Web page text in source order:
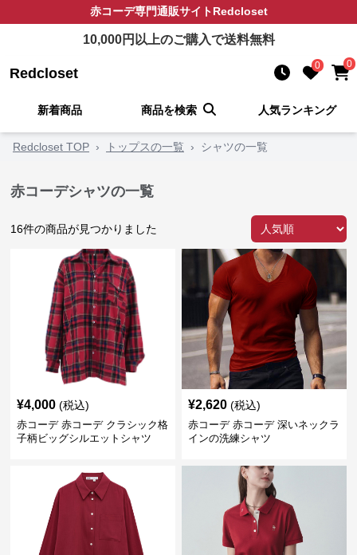
赤コーデ専門通販サイトRedcloset
10,000円以上のご購入で送料無料
Redcloset 0 0
新着商品 商品を検索 人気ランキング
Redcloset TOP › トップスの一覧 › シャツの一覧
赤コーデシャツの一覧
16件の商品が見つかりました
¥4,000 (税込)
赤コーデ 赤コーデ クラシック格
子柄ビッグシルエットシャツ
¥2,620 (税込)
赤コーデ 赤コーデ 深いネックラ
インの洗練シャツ